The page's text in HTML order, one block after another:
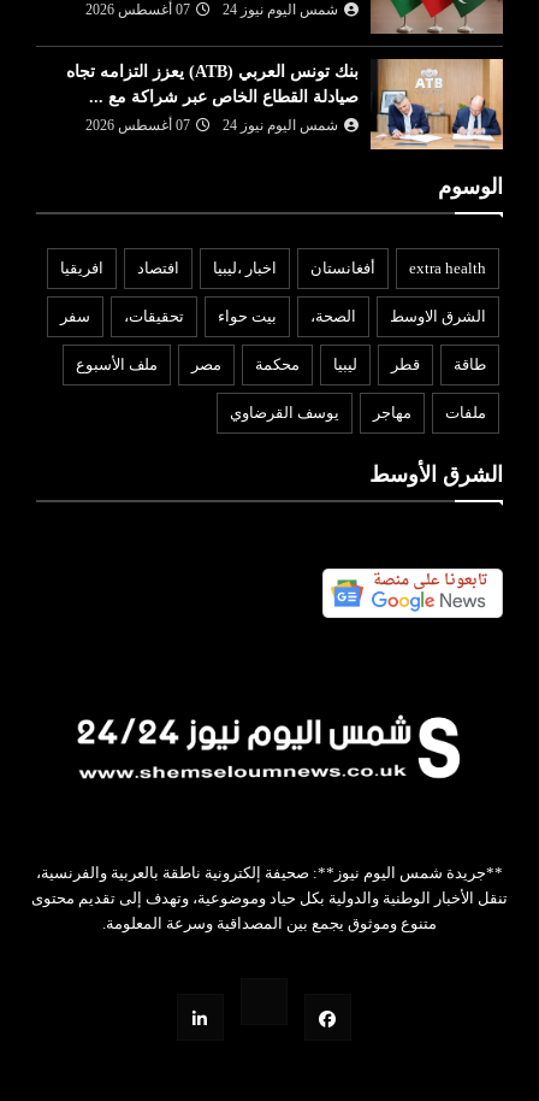
شمس اليوم نيوز 24 07 أغسطس 2026
بنك تونس العربي (ATB) يعزز التزامه تجاه
صيادلة القطاع الخاص عبر شراكة مع ...
شمس اليوم نيوز 24 07 أغسطس 2026
الوسوم
extra health أفغانستان اخبار ،ليبيا افتصاد افريقيا
الشرق الاوسط الصحة، بيت حواء تحقيقات، سفر
طاقة قطر ليبيا محكمة مصر ملف الأسبوع
ملفات مهاجر يوسف القرضاوي
الشرق الأوسط
**جريدة شمس اليوم نيوز**: صحيفة إلكترونية ناطقة بالعربية والفرنسية،
تنقل الأخبار الوطنية والدولية بكل حياد وموضوعية، وتهدف إلى تقديم محتوى
متنوع وموثوق يجمع بين المصداقية وسرعة المعلومة.